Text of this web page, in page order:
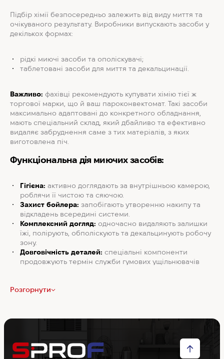
Підбір хімії безпосередньо залежить від виду миття та
очікуваного результату. Виробники випускають засоби у
декількох формах:
рідкі миючі засоби та ополіскувачі;
таблетовані засоби для миття та декальцинації.
Важливо: фахівці рекомендують купувати хімію тієї ж
торгової марки, що й ваш пароконвектомат. Такі засоби
максимально адаптовані до конкретного обладнання,
мають спеціальний склад, який дбайливо та ефективно
видаляє забруднення саме з тих матеріалів, з яких
виготовлена піч.
Функціональна дія миючих засобів:
Гігієна: активно доглядають за внутрішньою камерою,
роблячи її чистою та сяючою.
Захист бойлера: запобігають утворенню накипу та
відкладень всередині системи.
Комплексний догляд: одночасно видаляють залишки
їжі, полірують, обполіскують та декальцинують робочу
зону.
Довговічність деталей: спеціальні компоненти
продовжують термін служби гумових ущільнювачів
Розгорнути